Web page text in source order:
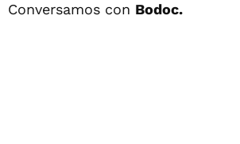
Conversamos con Bodoc.